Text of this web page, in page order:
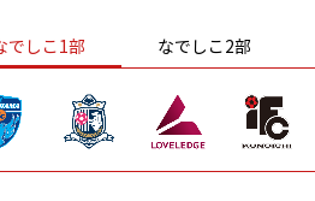
でしこ1部 なでしこ2部